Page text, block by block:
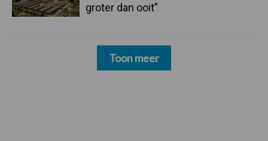
groter dan ooit”
Toon meer